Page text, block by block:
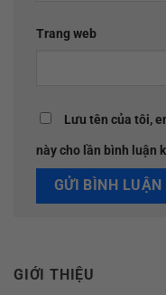
Trang web
Lưu tên của tôi,
này cho lần bình luận
GIỚI THIỆU